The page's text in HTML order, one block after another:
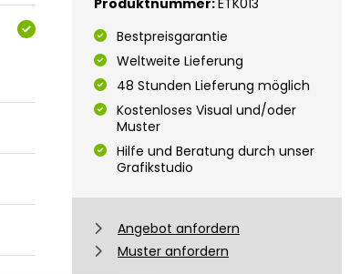
Bestpreisgarantie
Weltweite Lieferung
48 Stunden Lieferung möglich
Kostenloses Visual und/oder
Muster
Hilfe und Beratung durch unser
Grafikstudio
Angebot anfordern
Muster anfordern